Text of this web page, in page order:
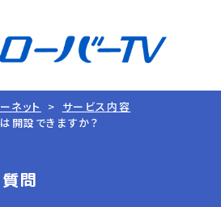
ネット
サービス内容
開設できますか？
問